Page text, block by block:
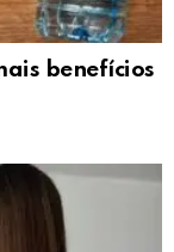
benefícios